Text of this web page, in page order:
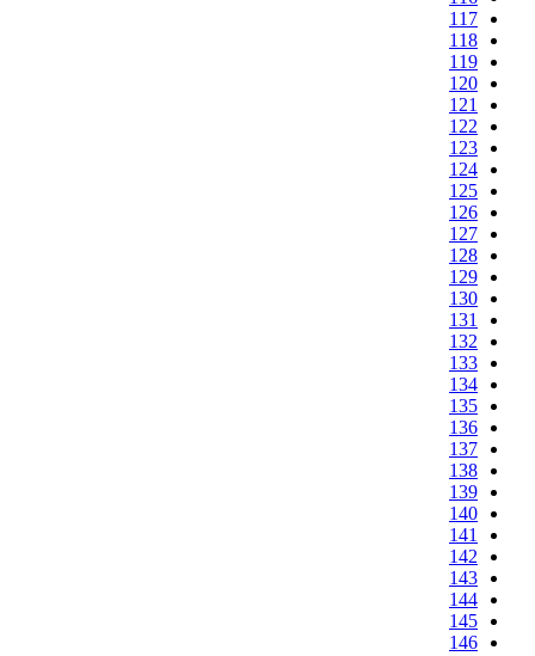
117
118
119
120
121
122
123
124
125
126
127
128
129
130
131
132
133
134
135
136
137
138
139
140
141
142
143
144
145
146